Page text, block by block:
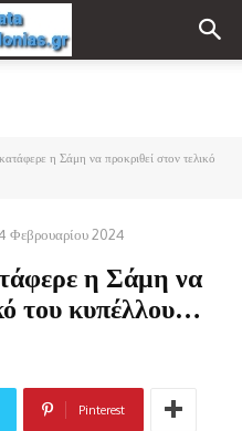
η Σάμη να προκριθεί στον τελικό
Φεβρουαρίου 2024
η Σάμη να
του κυπέλλου…
Pinterest